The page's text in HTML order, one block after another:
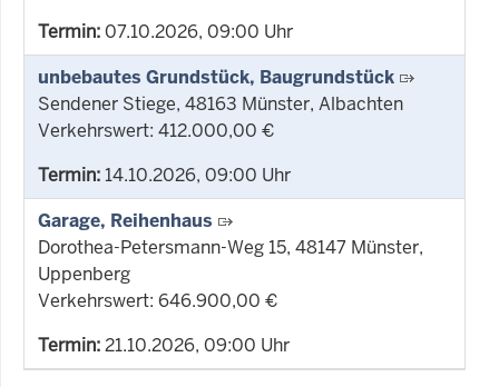
Termin:07.10.2026, 09:00 Uhr
unbebautes Grundstück, Baugrundstück
Sendener Stiege, 48163 Münster, Albachten
Verkehrswert: 412.000,00 €
Termin:14.10.2026, 09:00 Uhr
Garage, Reihenhaus
Dorothea-Petersmann-Weg 15, 48147 Münster,
Uppenberg
Verkehrswert: 646.900,00 €
Termin:21.10.2026, 09:00 Uhr